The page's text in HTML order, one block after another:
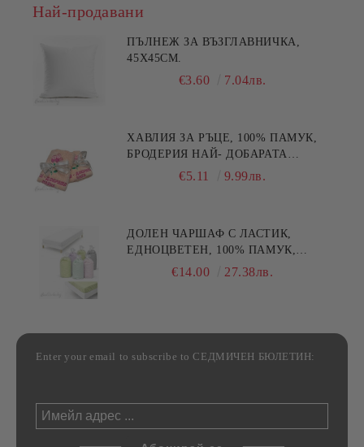
Най-продавани
ПЪЛНЕЖ ЗА ВЪЗГЛАВНИЧКА,
45X45СМ.
€3.60 7.04лв.
ХАВЛИЯ ЗА РЪЦЕ, 100% ПАМУК,
БРОДЕРИЯ НАЙ- ДОБАРАТА
МАЙКА/БАБА , РАЗМЕР:
€5.11 9.99лв.
ДОЛЕН ЧАРШАФ С ЛАСТИК,
ЕДНОЦВЕТЕН, 100% ПАМУК,
РАЗЛИЧНИ РАЗМЕРИ
€14.00 27.38лв.
Enter your email to subscribe to СЕДМИЧЕН БЮЛЕТИН: